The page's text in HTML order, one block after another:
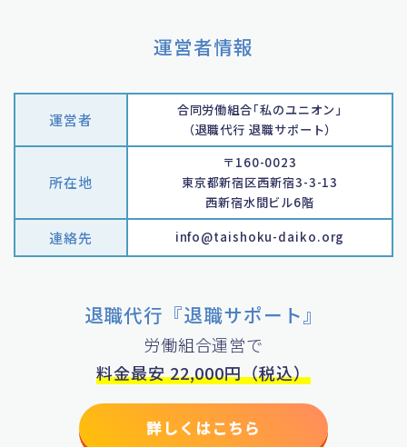
運営者情報
運営者
合同労働組合｢私のユニオン｣
（退職代行 退職サポート）
所在地
〒160-0023
東京都新宿区西新宿3-3-13
西新宿水間ビル6階
連絡先 info@taishoku-daiko.org
退職代行『退職サポート』
労働組合運営で
料金最安 22,000円（税込）
詳しくはこちら